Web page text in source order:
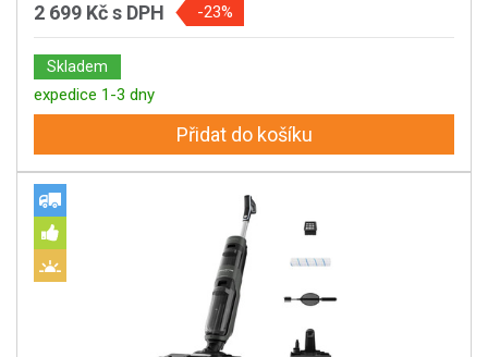
2 699 Kčs DPH -23%
Skladem
expedice 1-3 dny
Přidat do košíku